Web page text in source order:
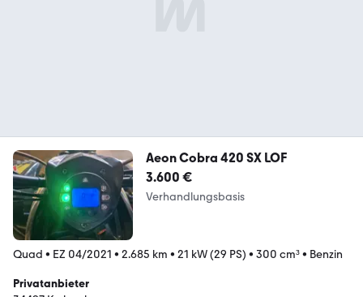
Aeon Cobra 420 SX LOF
3.600 €
Verhandlungsbasis
Quad • EZ 04/2021 • 2.685 km • 21 kW (29 PS) • 300 cm³• Benzin
Privatanbieter